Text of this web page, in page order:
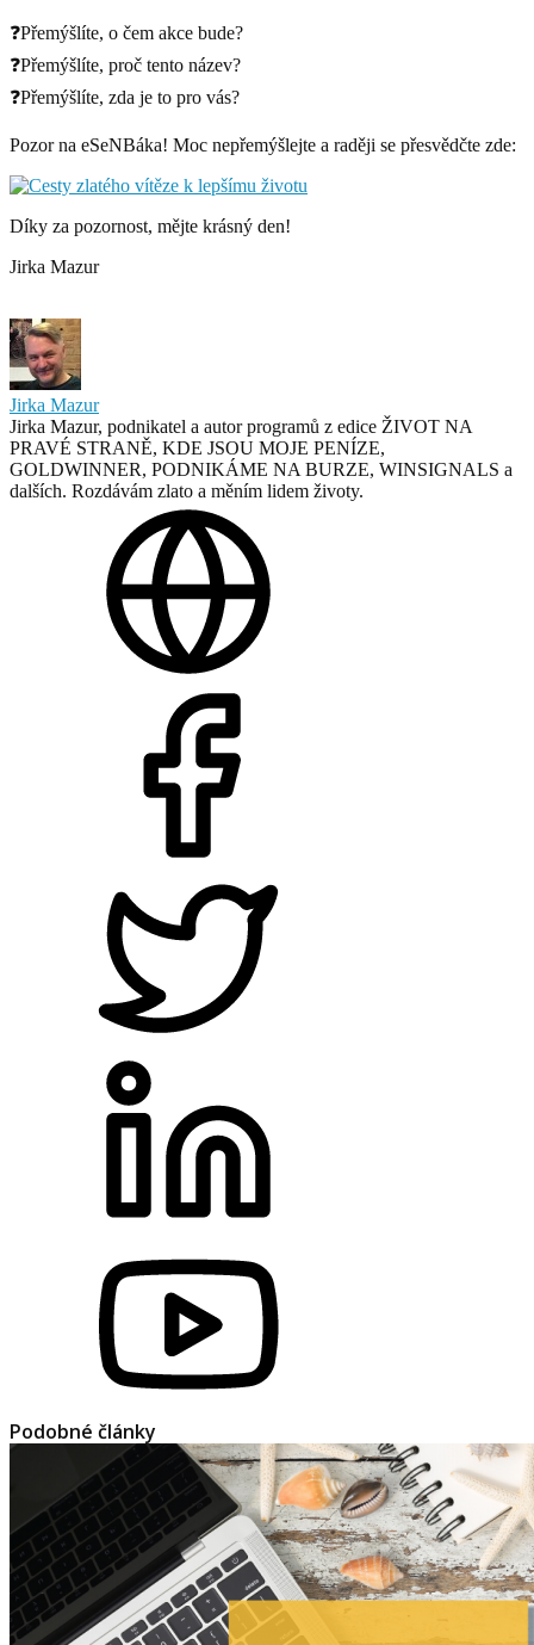
❓Přemýšlíte, o čem akce bude?
❓Přemýšlíte, proč tento název?
❓Přemýšlíte, zda je to pro vás?
Pozor na eSeNBáka! Moc nepřemýšlejte a raději se přesvědčte zde:
Díky za pozornost, mějte krásný den!
Jirka Mazur
Jirka Mazur
Jirka Mazur, podnikatel a autor programů z edice ŽIVOT NA
PRAVÉ STRANĚ, KDE JSOU MOJE PENÍZE,
GOLDWINNER, PODNIKÁME NA BURZE, WINSIGNALS a
dalších. Rozdávám zlato a měním lidem životy.
Podobné články